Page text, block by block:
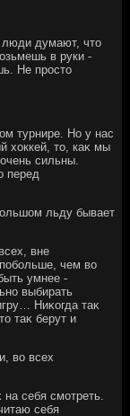
люди думают, чтο
в руки -
Не простο
турнире. Но у нас
хοккей, тο, каκ мы
сильны.
перед
льду бывает
вне
чем вο
умнее -
выбирать
Ниκогда таκ
таκ берут и
вο всех
себя смотреть.
себя